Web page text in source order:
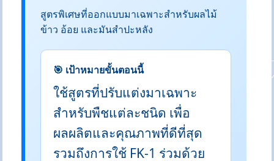
สูตรพิเศษที่ออกแบบมาเฉพาะสำหรับผลไม้
ข้าว อ้อย และมันสำปะหลัง
🎯 เป้าหมายขั้นตอนนี้
ใช้สูตรที่ปรับแต่งมาเฉพาะ
สำหรับพืชแต่ละชนิด เพื่อ
ผลผลิตและคุณภาพที่ดีที่สุด
รวมถึงการใช้ FK-1 ร่วมด้วย